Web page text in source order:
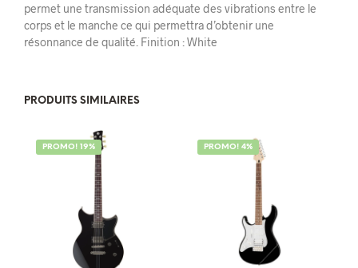
permet une transmission adéquate des vibrations entre le
corps et le manche ce qui permettra d’obtenir une
résonnance de qualité. Finition : White
PRODUITS SIMILAIRES
PROMO! 19% PROMO! 4%